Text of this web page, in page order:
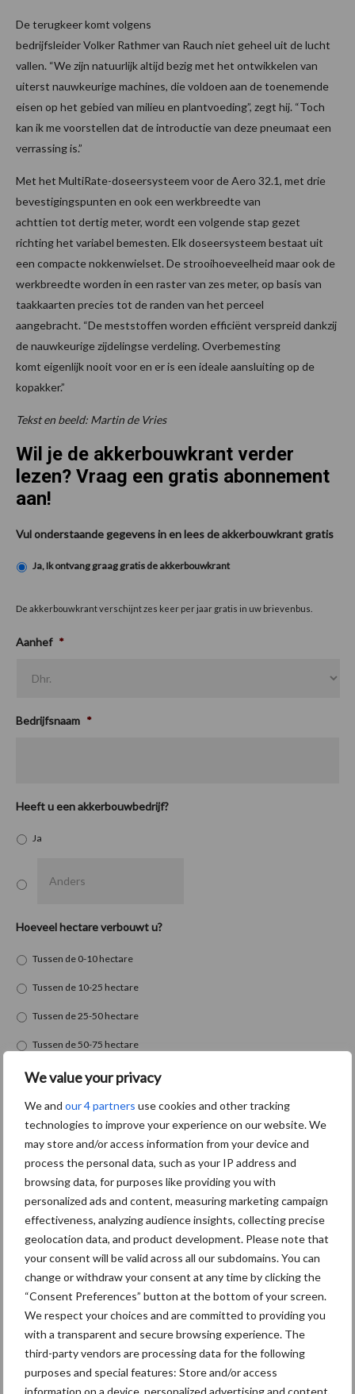
We value your privacy
We and our 4 partners use cookies and other tracking
technologies to improve your experience on our website. We
may store and/or access information from your device and
process the personal data, such as your IP address and
browsing data, for purposes like providing you with
personalized ads and content, measuring marketing campaign
effectiveness, analyzing audience insights, collecting precise
geolocation data, and product development. Please note that
your consent will be valid across all our subdomains. You can
change or withdraw your consent at any time by clicking the
“Consent Preferences” button at the bottom of your screen.
We respect your choices and are committed to providing you
with a transparent and secure browsing experience. The
third-party vendors are processing data for the following
purposes and special features: Store and/or access
information on a device, personalized advertising and content,
De terugkeer komt volgens
bedrijfsleider Volker Rathmer van Rauch niet geheel uit de lucht
vallen. “We zijn natuurlijk altijd bezig met het ontwikkelen van
uiterst nauwkeurige machines, die voldoen aan de toenemende
eisen op het gebied van milieu en plantvoeding”, zegt hij. “Toch
kan ik me voorstellen dat de introductie van deze pneumaat een
verrassing is.”
Met het MultiRate-doseersysteem voor de Aero 32.1, met drie
bevestigingspunten en ook een werkbreedte van
achttien tot dertig meter, wordt een volgende stap gezet
richting het variabel bemesten. Elk doseersysteem bestaat uit
een compacte nokkenwielset. De strooihoeveelheid maar ook de
werkbreedte worden in een raster van zes meter, op basis van
taakkaarten precies tot de randen van het perceel
aangebracht. “De meststoffen worden efficiënt verspreid dankzij
de nauwkeurige zijdelingse verdeling. Overbemesting
komt eigenlijk nooit voor en er is een ideale aansluiting op de
kopakker.”
Tekst en beeld: Martin de Vries
Wil je de akkerbouwkrant verder
lezen? Vraag een gratis abonnement
aan!
Vul onderstaande gegevens in en lees de akkerbouwkrant gratis
Ja, Ik ontvang graag gratis de akkerbouwkrant
De akkerbouwkrant verschijnt zes keer per jaar gratis in uw brievenbus.
Aanhef *
Bedrijfsnaam *
Heeft u een akkerbouwbedrijf?
Ja
Hoeveel hectare verbouwt u?
Tussen de 0-10 hectare
Tussen de 10-25 hectare
Tussen de 25-50 hectare
Tussen de 50-75 hectare
Tussen de 75-100 hectare
meer dan 100 hectare
Naam *
Voornaam
Achternaam
Achtervoegsel